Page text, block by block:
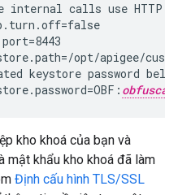
internal calls use HTTP.
opt/apigee/
keystore password
kho khoá của bạn và
mật khẩu kho khoá đã làm
Định cấu hình TLS/SSL